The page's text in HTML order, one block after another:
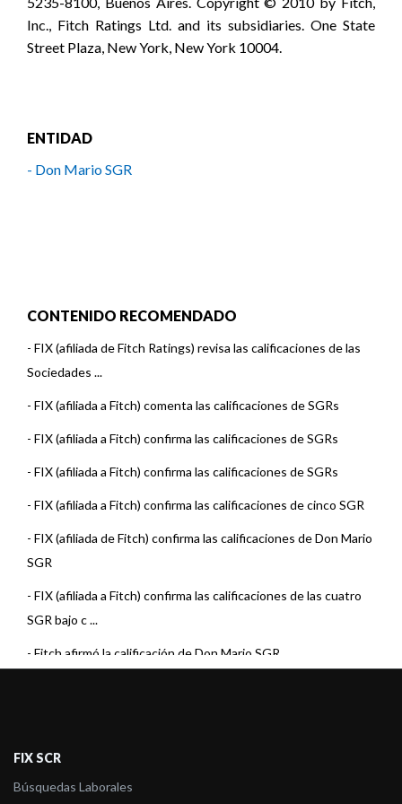
Inc., Fitch Ratings Ltd. and its subsidiaries. One State
Street Plaza, New York, New York 10004.
ENTIDAD
- Don Mario SGR
CONTENIDO RECOMENDADO
- FIX (afiliada de Fitch Ratings) revisa las calificaciones de las
Sociedades ...
- FIX (afiliada a Fitch) comenta las calificaciones de SGRs
- FIX (afiliada a Fitch) confirma las calificaciones de SGRs
- FIX (afiliada a Fitch) confirma las calificaciones de SGRs
- FIX (afiliada a Fitch) confirma las calificaciones de cinco SGR
- FIX (afiliada de Fitch) confirma las calificaciones de Don Mario
SGR
- FIX (afiliada a Fitch) confirma las calificaciones de las cuatro
SGR bajo c ...
- Fitch afirmó la calificación de Don Mario SGR
- Fitch Afirma calificaciones de Sociedades de Garantías Recípr
FIX SCR
Búsquedas Laborales